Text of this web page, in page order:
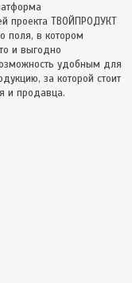
проекта ТВОЙПРОДУКТ
поля, в котором
и выгодно
удобным для
за которой стоит
и продавца.